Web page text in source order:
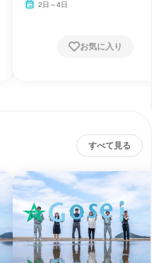
2日～4日
お気に入り
すべて見る